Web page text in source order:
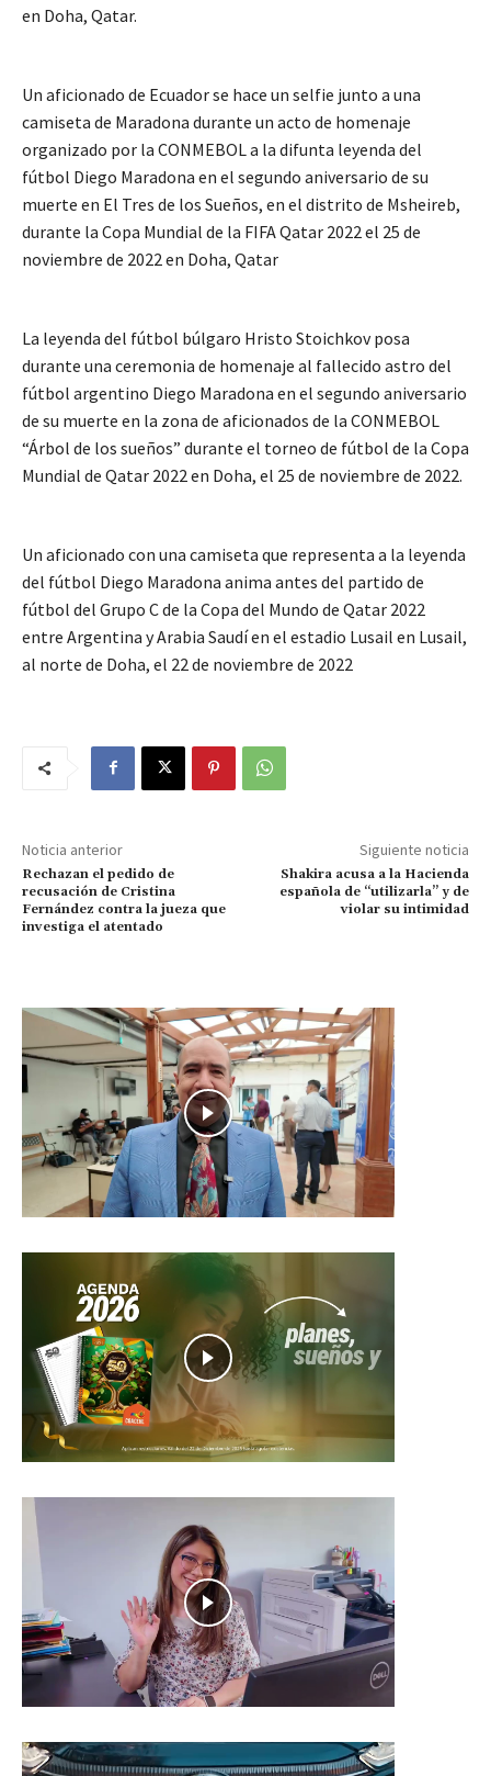
en Doha, Qatar.
Un aficionado de Ecuador se hace un selfie junto a una
camiseta de Maradona durante un acto de homenaje
organizado por la CONMEBOL a la difunta leyenda del
fútbol Diego Maradona en el segundo aniversario de su
muerte en El Tres de los Sueños, en el distrito de Msheireb,
durante la Copa Mundial de la FIFA Qatar 2022 el 25 de
noviembre de 2022 en Doha, Qatar
La leyenda del fútbol búlgaro Hristo Stoichkov posa
durante una ceremonia de homenaje al fallecido astro del
fútbol argentino Diego Maradona en el segundo aniversario
de su muerte en la zona de aficionados de la CONMEBOL
“Árbol de los sueños” durante el torneo de fútbol de la Copa
Mundial de Qatar 2022 en Doha, el 25 de noviembre de 2022.
Un aficionado con una camiseta que representa a la leyenda
del fútbol Diego Maradona anima antes del partido de
fútbol del Grupo C de la Copa del Mundo de Qatar 2022
entre Argentina y Arabia Saudí en el estadio Lusail en Lusail,
al norte de Doha, el 22 de noviembre de 2022
Noticia anterior
Rechazan el pedido de
recusación de Cristina
Fernández contra la jueza que
investiga el atentado
Siguiente noticia
Shakira acusa a la Hacienda
española de “utilizarla” y de
violar su intimidad